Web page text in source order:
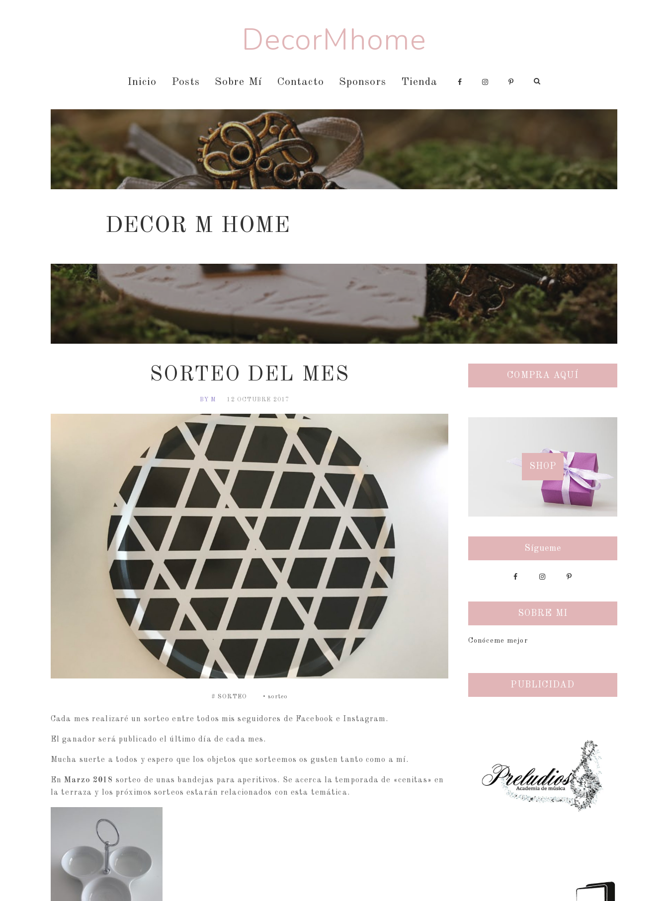
DecorMhome
Inicio Posts Sobre Mí Contacto Sponsors Tienda
DECOR M HOME
SORTEO DEL MES
BY M 12 OCTUBRE 2017
# SORTEO • sorteo
Cada mes realizaré un sorteo entre todos mis seguidores de Facebook e Instagram.
El ganador será publicado el último día de cada mes.
Mucha suerte a todos y espero que los objetos que sorteemos os gusten tanto como a mí.
EnMarzo 2018 sorteo de unas bandejas para aperitivos. Se acerca la temporada de «cenitas» en
la terraza y los próximos sorteos estarán relacionados con esta temática.
COMPRA AQUÍ
SHOP
Sígueme
SOBRE MI
Conóceme mejor
PUBLICIDAD